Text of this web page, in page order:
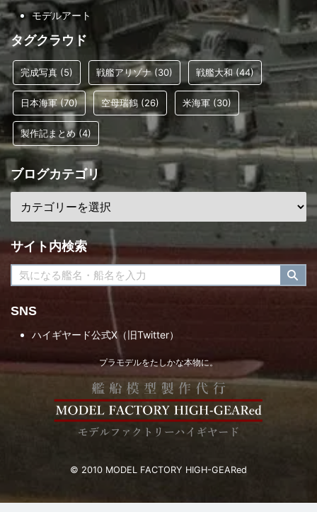
モデルアート
タグクラウド
完成写真 (5) 戦艦アリゾナ(30) 戦艦大和(44)
日本海軍(70) 空母瑞鶴 (26) 米海軍 (30)
製作記まとめ (4)
ブログカテゴリ
サイト内検索
SNS
ハイギヤード公式X（旧Twitter）
プラモデルをたしかな本物に。
© 2010 MODEL FACTORY HIGH-GEARed